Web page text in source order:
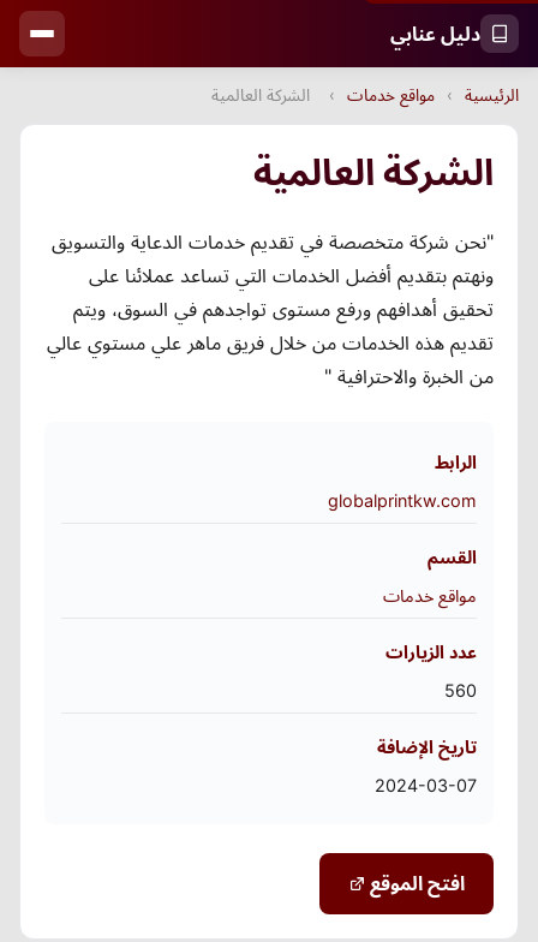
دليل عنابي
الرئيسية › مواقع خدمات › الشركة العالمية
الشركة العالمية
"نحن شركة متخصصة في تقديم خدمات الدعاية والتسويق
ونهتم بتقديم أفضل الخدمات التي تساعد عملائنا على
تحقيق أهدافهم ورفع مستوى تواجدهم في السوق، ويتم
تقديم هذه الخدمات من خلال فريق ماهر علي مستوي عالي
من الخبرة والاحترافية "
الرابط
globalprintkw.com
القسم
مواقع خدمات
عدد الزيارات
560
تاريخ الإضافة
2024-03-07
افتح الموقع